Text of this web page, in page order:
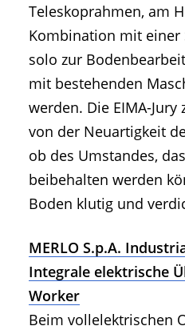
Teleskoprahmen, am
Kombination mit einer
solo zur
mit bestehenden
werden. Die EIMA-
von der Neuartigkeit
ob des Umstandes,
beibehalten werden
Boden klutig und
MERLO S.p.A.
Integrale elektrische
Worker
Beim vollelektrischen